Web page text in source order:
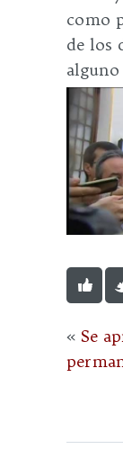
como
de los
« Se